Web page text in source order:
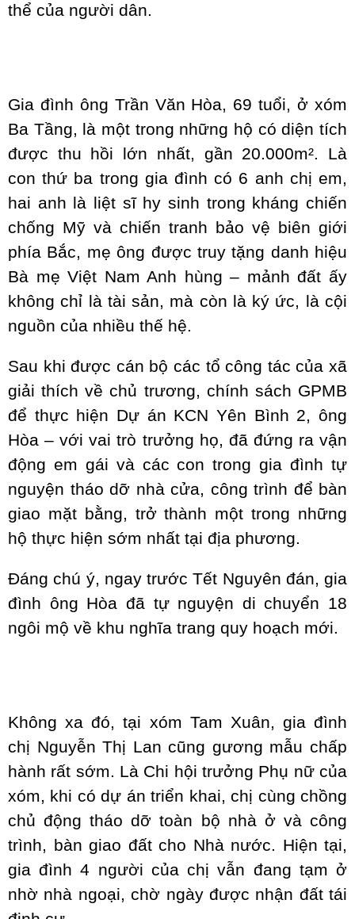
thể của người dân.
Gia đình ông Trần Văn Hòa, 69 tuổi, ở xóm
Ba Tầng, là một trong những hộ có diện tích
được thu hồi lớn nhất, gần 20.000m². Là
con thứ ba trong gia đình có 6 anh chị em,
hai anh là liệt sĩ hy sinh trong kháng chiến
chống Mỹ và chiến tranh bảo vệ biên giới
phía Bắc, mẹ ông được truy tặng danh hiệu
Bà mẹ Việt Nam Anh hùng – mảnh đất ấy
không chỉ là tài sản, mà còn là ký ức, là cội
nguồn của nhiều thế hệ.
Sau khi được cán bộ các tổ công tác của xã
giải thích về chủ trương, chính sách GPMB
để thực hiện Dự án KCN Yên Bình 2, ông
Hòa – với vai trò trưởng họ, đã đứng ra vận
động em gái và các con trong gia đình tự
nguyện tháo dỡ nhà cửa, công trình để bàn
giao mặt bằng, trở thành một trong những
hộ thực hiện sớm nhất tại địa phương.
Đáng chú ý, ngay trước Tết Nguyên đán, gia
đình ông Hòa đã tự nguyện di chuyển 18
ngôi mộ về khu nghĩa trang quy hoạch mới.
Không xa đó, tại xóm Tam Xuân, gia đình
chị Nguyễn Thị Lan cũng gương mẫu chấp
hành rất sớm. Là Chi hội trưởng Phụ nữ của
xóm, khi có dự án triển khai, chị cùng chồng
chủ động tháo dỡ toàn bộ nhà ở và công
trình, bàn giao đất cho Nhà nước. Hiện tại,
gia đình 4 người của chị vẫn đang tạm ở
nhờ nhà ngoại, chờ ngày được nhận đất tái